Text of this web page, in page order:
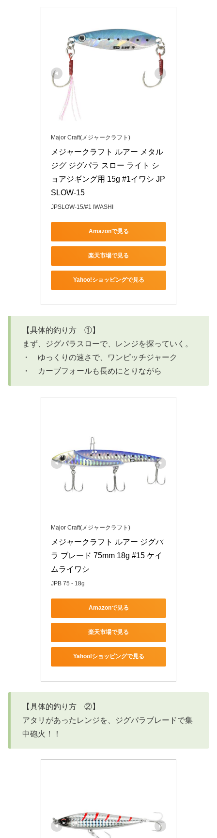
Major Craft(メジャークラフト)
メジャークラフト ルアー メタル
ジグ ジグパラ スロー ライト シ
ョアジギング用 15g #1イワシ JP
SLOW-15
JPSLOW-15/#1 IWASHI
Amazonで見る
楽天市場で見る
Yahoo!ショッピングで見る
【具体的釣り方 ①】
まず、ジグパラスローで、レンジを探っていく。
・ ゆっくりの速さで、ワンピッチジャーク
・ カーブフォールも長めにとりながら
Major Craft(メジャークラフト)
メジャークラフト ルアー ジグパ
ラ ブレード 75mm 18g #15 ケイ
ムライワシ
JPB 75 - 18g
Amazonで見る
楽天市場で見る
Yahoo!ショッピングで見る
【具体的釣り方 ②】
アタリがあったレンジを、ジグパラブレードで集
中砲火！！